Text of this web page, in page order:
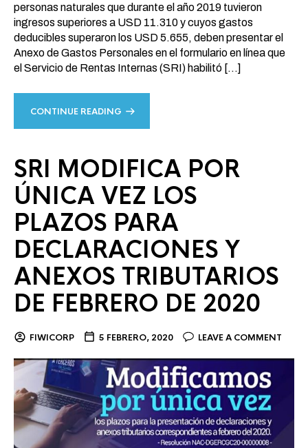
personas naturales que durante el año 2019 tuvieron
ingresos superiores a USD 11.310 y cuyos gastos
deducibles superaron los USD 5.655, deben presentar el
Anexo de Gastos Personales en el formulario en línea que
el Servicio de Rentas Internas (SRI) habilitó […]
CONTINUE READING
SRI MODIFICA POR
ÚNICA VEZ LOS
PLAZOS PARA
DECLARACIONES Y
ANEXOS TRIBUTARIOS
DE FEBRERO DE 2020
FIWICORP 5 FEBRERO, 2020 LEAVE A COMMENT